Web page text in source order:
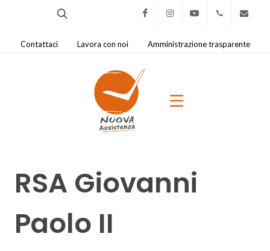
Contattaci Lavora con noi Amministrazione trasparente
FacebookInstagramYoutube
RSA Giovanni
Paolo II